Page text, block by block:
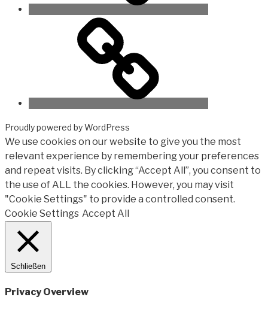
Proudly powered by WordPress
We use cookies on our website to give you the most
relevant experience by remembering your preferences
and repeat visits. By clicking “Accept All”, you consent to
the use of ALL the cookies. However, you may visit
"Cookie Settings" to provide a controlled consent.
Cookie Settings Accept All
Schließen
Privacy Overview